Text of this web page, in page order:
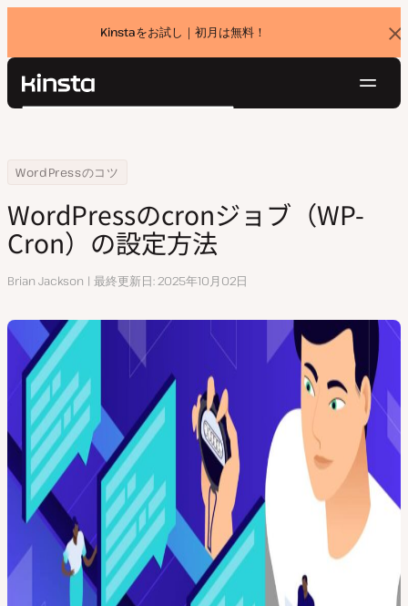
Kinstaをお試し｜初月は無料！
バ
ナ
Kinsta®
価格設定
お問い合わせ
検
Home
リソースセンター
WordPressのコツ
WordPressのcronジョブ（WP-Cron）の設定方法
WordPressのcronジョブ（WP-
Cron）の設定方法
執
Brian Jackson 最終更新日 2025年10月02日